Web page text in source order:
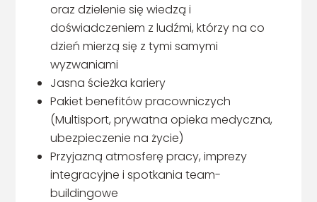
oraz dzielenie się wiedzą i
doświadczeniem z ludźmi, którzy na co
dzień mierzą się z tymi samymi
wyzwaniami
Jasna ścieżka kariery
Pakiet benefitów pracowniczych
(Multisport, prywatna opieka medyczna,
ubezpieczenie na życie)
Przyjazną atmosferę pracy, imprezy
integracyjne i spotkania team-
buildingowe